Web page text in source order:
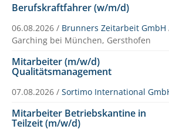
Berufskraftfahrer (w/m/d)
06.08.2026 / Brunners Zeitarbeit GmbH
Garching bei München, Gersthofen
Mitarbeiter (m/w/d)
Qualitätsmanagement
07.08.2026 / Sortimo International
Mitarbeiter Betriebskantine in
Teilzeit (m/w/d)